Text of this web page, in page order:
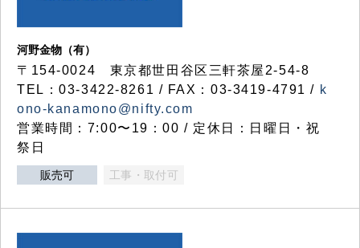
河野金物（有）
〒154-0024 東京都世田谷区三軒茶屋2-54-8
TEL：03-3422-8261 / FAX：03-3419-4791 / k
ono-kanamono@nifty.com
営業時間：7:00〜19：00 / 定休日：日曜日・祝
祭日
販売可 工事・取付可